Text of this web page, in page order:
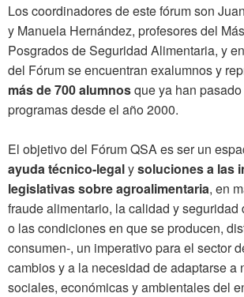
Los coordinadores de este fórum son
y Manuela Hernández, profesores del
Posgrados de Seguridad Alimentaria, y
del Fórum se encuentran exalumnos y
más de 700 alumnosque ya han
programas desde el año 2000.
El objetivo del Fórum QSA es ser un
ayuda técnico-legalysoluciones a las
legislativas sobre agroalimentaria, en
fraude alimentario, la calidad y seguridad
o las condiciones en que se producen,
consumen-, un imperativo para el sector
cambios y a la necesidad de adaptarse a
sociales, económicas y ambientales del